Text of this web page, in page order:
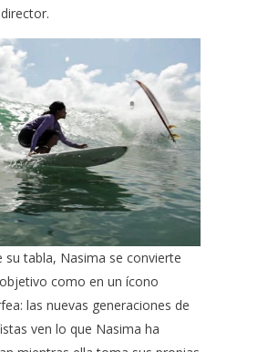
su tabla, Nasima se convierte
como en un ícono
las nuevas generaciones de
ven lo que Nasima ha